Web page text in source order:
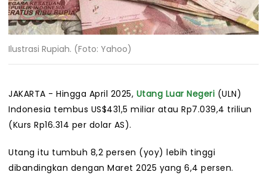
Ilustrasi Rupiah. (Foto: Yahoo)
JAKARTA - Hingga April 2025, Utang Luar Negeri (ULN)
Indonesia tembus US$431,5 miliar atau Rp7.039,4 triliun
(Kurs Rp16.314 per dolar AS).
Utang itu tumbuh 8,2 persen (yoy) lebih tinggi
dibandingkan dengan Maret 2025 yang 6,4 persen.